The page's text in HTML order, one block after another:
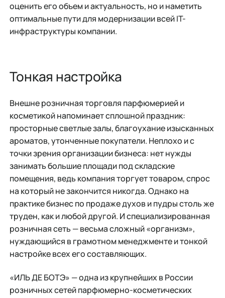
оценить его объем и актуальность, но и наметить
оптимальные пути для модернизации всей IT-
инфраструктуры компании.
Тонкая настройка
Внешне розничная торговля парфюмерией и
косметикой напоминает сплошной праздник:
просторные светлые залы, благоухание изысканных
ароматов, утонченные покупатели. Неплохо и с
точки зрения организации бизнеса: нет нужды
занимать большие площади под складские
помещения, ведь компания торгует товаром, спрос
на который не закончится никогда. Однако на
практике бизнес по продаже духов и пудры столь же
труден, как и любой другой. И специализированная
розничная сеть — весьма сложный «организм»,
нуждающийся в грамотном менеджменте и тонкой
настройке всех его составляющих.
«ИЛЬ ДЕ БОТЭ» — одна из крупнейших в России
розничных сетей парфюмерно-косметических